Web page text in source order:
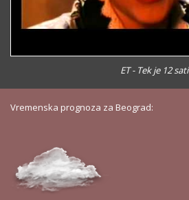
ET - Tek je 12 sati
Vremenska prognoza za Beograd: